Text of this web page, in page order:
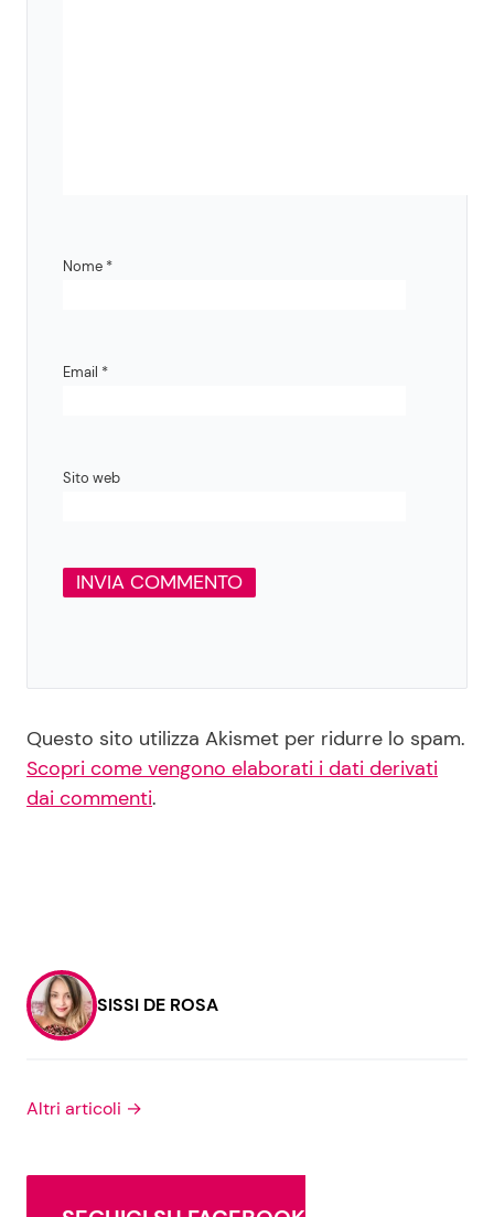
Nome *
Email *
Sito web
Questo sito utilizza Akismet per ridurre lo spam.
Scopri come vengono elaborati i dati derivati
dai commenti.
SISSI DE ROSA
Altri articoli →